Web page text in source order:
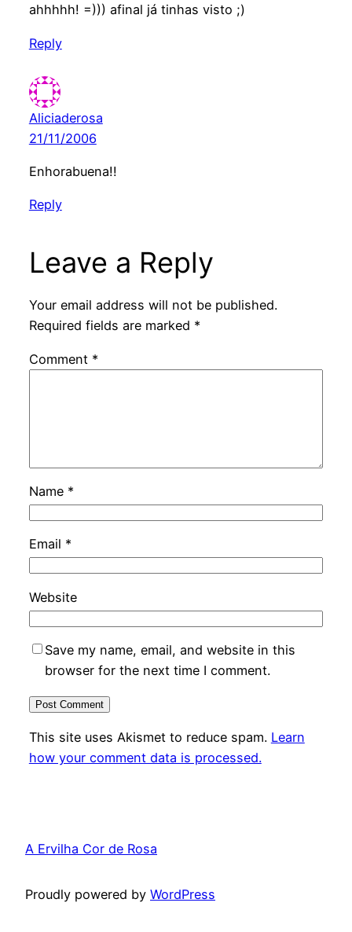
ahhhhh! =))) afinal já tinhas visto ;)
Reply
Aliciaderosa
21/11/2006
Enhorabuena!!
Reply
Leave a Reply
Your email address will not be published.
Required fields are marked *
Comment *
Name *
Email *
Website
Save my name, email, and website in this
browser for the next time I comment.
This site uses Akismet to reduce spam. Learn
how your comment data is processed.
A Ervilha Cor de Rosa
Proudly powered by WordPress